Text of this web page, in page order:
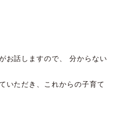
お話しますので、 分からない
いただき、これからの子育て